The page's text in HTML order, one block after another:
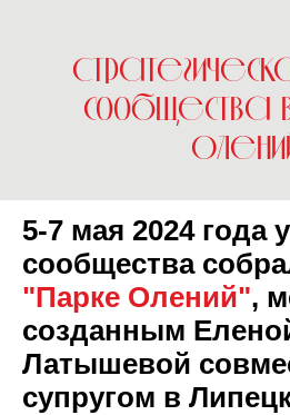
сообщества
5-7 мая 2024 года
сообщества
"Парке Олений",
созданным
Латышевой
супругом в